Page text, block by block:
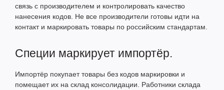
связь с производителем и контролировать качество
нанесения кодов. Не все производители готовы идти на
контакт и маркировать товары по российским стандартам.
Специи маркирует импортёр.
Импортёр покупает товары без кодов маркировки и
помещает их на склад консолидации. Работники склада